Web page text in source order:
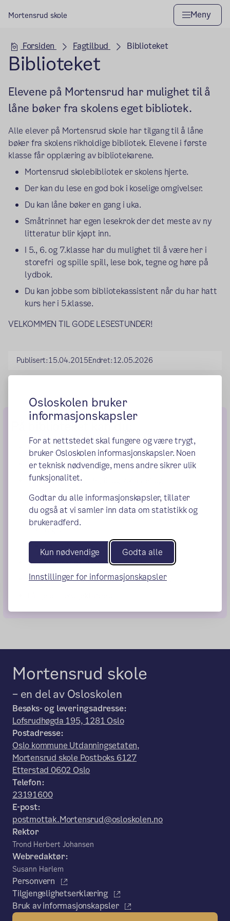
Osloskolen bruker
informasjonskapsler
For at nettstedet skal fungere og være trygt,
bruker Osloskolen informasjonskapsler. Noen
er teknisk nødvendige, mens andre sikrer ulik
funksjonalitet.
Godtar du alle informasjonskapsler, tillater
du også at vi samler inn data om statistikk og
brukeradferd.
Kun nødvendige Godta alle
Innstillinger for informasjonskapsler
Mortensrud skole Meny
Hovedseksjon
Forsiden Fagtilbud Biblioteket
Biblioteket
Elevene på Mortensrud har mulighet til å
låne bøker fra skolens eget bibliotek.
Alle elever på Mortensrud skole har tilgang til å låne
bøker fra skolens rikholdige bibliotek. Elevene i første
klasse får opplæring av bibliotekarene.
Mortensrud skolebibliotek er skolens hjerte.
Der kan du lese en god bok i koselige omgivelser.
Du kan låne bøker en gang i uka.
Småtrinnet har egen lesekrok der det meste av ny
litteratur blir kjøpt inn.
I 5., 6. og 7.klasse har du mulighet til å være her i
storefri og spille spill, lese bok, tegne og høre på
lydbok.
Du kan jobbe som bibliotekassistent når du har hatt
kurs her i 5.klasse.
VELKOMMEN TIL GODE LESESTUNDER!
Publisert:15.04.2015Endret:12.05.2026
På biblioteket kan du:
Lese en god bok i koselige omgivelser.
Låne bøker en gang i uka.
Være i storefri (for 5., 6. og 7.klasse) og
spille spill
lese bok
Se på de mange utstoppede dyrene.
Jobbe som bibliotekassistent (fra 5. klasse)
Mortensrud skole
– en del av Osloskolen
Besøks- og leveringsadresse:
Lofsrudhøgda 195, 1281 Oslo
Postadresse:
Oslo kommune Utdanningsetaten,
Mortensrud skole Postboks 6127
Etterstad 0602 Oslo
Telefon:
23191600
E-post:
postmottak.Mortensrud@osloskolen.no
Rektor
Trond Herbert Johansen
Webredaktør:
Susann Harlem
Personvern
Tilgjengelighetserklæring
Bruk av informasjonskapsler